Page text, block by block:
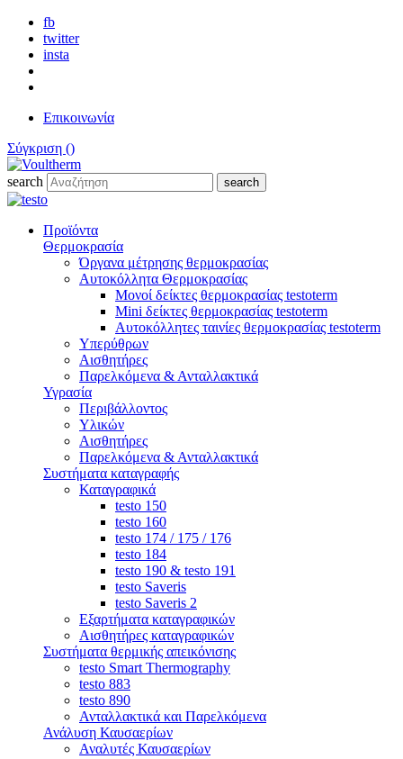
fb
twitter
insta
Επικοινωνία
Σύγκριση ()
search search
Προϊόντα
Θερμοκρασία
Όργανα μέτρησης θερμοκρασίας
Αυτοκόλλητα Θερμοκρασίας
Μονοί δείκτες θερμοκρασίας testoterm
Mini δείκτες θερμοκρασίας testoterm
Αυτοκόλλητες ταινίες θερμοκρασίας testoterm
Υπερύθρων
Αισθητήρες
Παρελκόμενα & Ανταλλακτικά
Υγρασία
Περιβάλλοντος
Υλικών
Αισθητήρες
Παρελκόμενα & Ανταλλακτικά
Συστήματα καταγραφής
Καταγραφικά
testo 150
testo 160
testo 174 / 175 / 176
testo 184
testo 190 & testo 191
testo Saveris
testo Saveris 2
Εξαρτήματα καταγραφικών
Αισθητήρες καταγραφικών
Συστήματα θερμικής απεικόνισης
testo Smart Thermography
testo 883
testo 890
Ανταλλακτικά και Παρελκόμενα
Ανάλυση Καυσαερίων
Αναλυτές Καυσαερίων